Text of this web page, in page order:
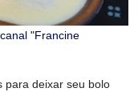
"Francine
para deixar seu bolo